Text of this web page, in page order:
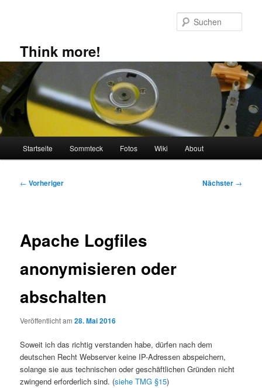
Think more!
Startseite Sommteck Fotos Wiki About
Beitragsnavigation
← Vorheriger Nächster →
Apache Logfiles
anonymisieren oder
abschalten
Veröffentlicht am28. Mai 2016
Soweit ich das richtig verstanden habe, dürfen nach dem
deutschen Recht Webserver keine IP-Adressen abspeichern,
solange sie aus technischen oder geschäftlichen Gründen nicht
zwingend erforderlich sind. (siehe TMG §15)